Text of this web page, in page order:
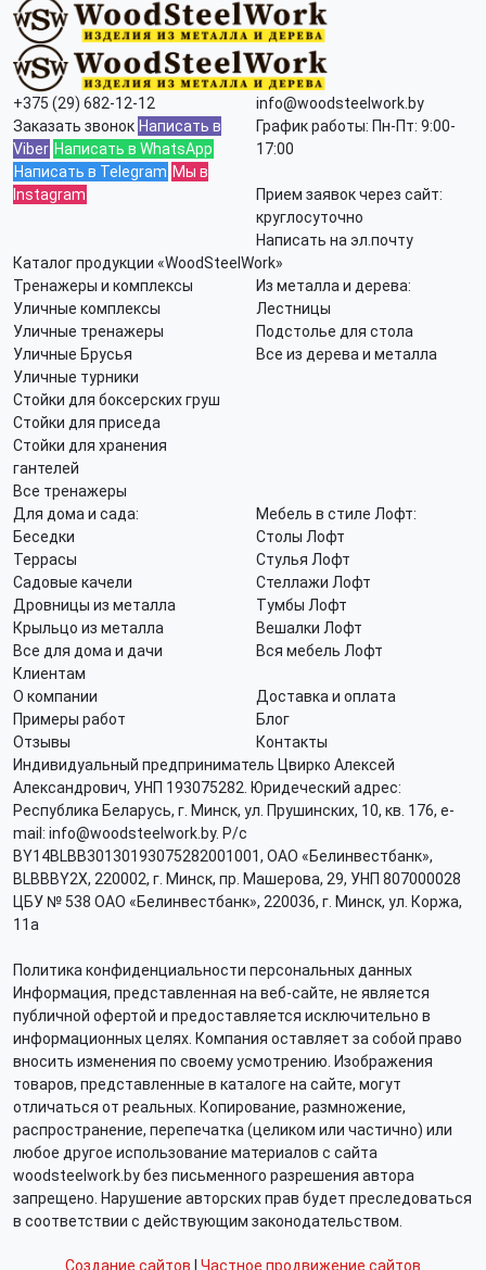
+375 (29) 682-12-12
Заказать звонок Написать в
Viber Написать в WhatsApp
Написать в Telegram Мы в
Instagram
info@woodsteelwork.by
График работы: Пн-Пт: 9:00-
17:00
Прием заявок через сайт:
круглосуточно
Написать на эл.почту
Каталог продукции «WoodSteelWork»
Тренажеры и комплексы
Уличные комплексы
Уличные тренажеры
Уличные Брусья
Уличные турники
Стойки для боксерских груш
Стойки для приседа
Стойки для хранения
гантелей
Все тренажеры
Из металла и дерева:
Лестницы
Подстолье для стола
Все из дерева и металла
Для дома и сада:
Беседки
Террасы
Садовые качели
Дровницы из металла
Крыльцо из металла
Все для дома и дачи
Мебель в стиле Лофт:
Столы Лофт
Стулья Лофт
Стеллажи Лофт
Тумбы Лофт
Вешалки Лофт
Вся мебель Лофт
Клиентам
О компании
Доставка и оплата
Примеры работ
Блог
Отзывы
Контакты
Индивидуальный предприниматель Цвирко Алексей
Александрович, УНП 193075282. Юридеческий адрес:
Республика Беларусь, г. Минск, ул. Прушинских, 10, кв. 176, e-
mail: info@woodsteelwork.by. Р/с
BY14BLBB30130193075282001001, ОАО «Белинвестбанк»,
BLBBBY2X, 220002, г. Минск, пр. Машерова, 29, УНП 807000028
ЦБУ № 538 ОАО «Белинвестбанк», 220036, г. Минск, ул. Коржа,
11а
Политика конфиденциальности персональных данных
Информация, представленная на веб-сайте, не является
публичной офертой и предоставляется исключительно в
информационных целях. Компания оставляет за собой право
вносить изменения по своему усмотрению. Изображения
товаров, представленные в каталоге на сайте, могут
отличаться от реальных. Копирование, размножение,
распространение, перепечатка (целиком или частично) или
любое другое использование материалов с сайта
woodsteelwork.by без письменного разрешения автора
запрещено. Нарушение авторских прав будет преследоваться
в соответствии с действующим законодательством.
Создание сайтов Частное продвижение сайтов